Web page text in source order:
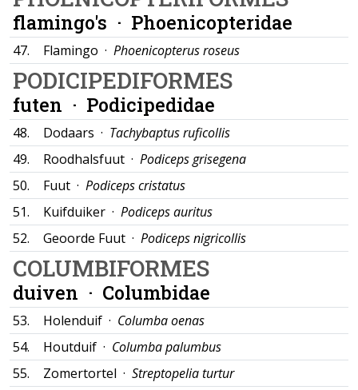
flamingo's · Phoenicopteridae
47. Flamingo · Phoenicopterus roseus
PODICIPEDIFORMES
futen · Podicipedidae
48. Dodaars · Tachybaptus ruficollis
49.
Roodhalsfuut · Podiceps grisegena
50.
Fuut · Podiceps cristatus
51.
Kuifduiker · Podiceps auritus
52.
Geoorde Fuut · Podiceps nigricollis
COLUMBIFORMES
duiven · Columbidae
53. Holenduif · Columba oenas
54.
Houtduif · Columba palumbus
55.
Zomertortel · Streptopelia turtur